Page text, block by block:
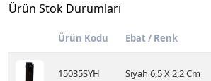
Ürün Stok Durumları
Ürün Kodu Ebat / Renk
15035SYH Siyah 6,5 X 2,2 Cm